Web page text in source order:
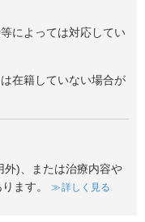
によっては対応してい
在籍していない場合が
外)、または治療内容や
ます。
詳しく見る